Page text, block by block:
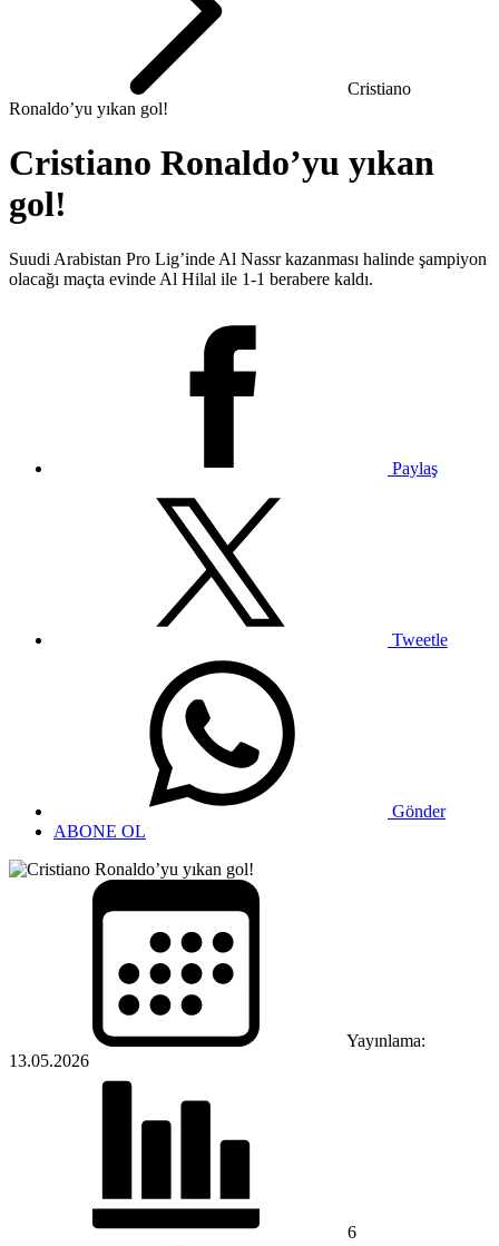
Cristiano
Ronaldo’yu yıkan gol!
Cristiano Ronaldo’yu yıkan
gol!
Suudi Arabistan Pro Lig’inde Al Nassr kazanması halinde şampiyon
olacağı maçta evinde Al Hilal ile 1-1 berabere kaldı.
Paylaş
Tweetle
Gönder
ABONE OL
Yayınlama:
13.05.2026
6